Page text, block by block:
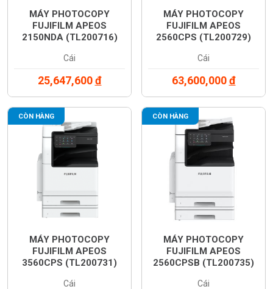
MÁY PHOTOCOPY
FUJIFILM APEOS
2150NDA (TL200716)
Cái
25,647,600đ
MÁY PHOTOCOPY
FUJIFILM APEOS
2560CPS (TL200729)
Cái
63,600,000đ
CÒN HÀNG
MÁY PHOTOCOPY
FUJIFILM APEOS
3560CPS (TL200731)
Cái
CÒN HÀNG
MÁY PHOTOCOPY
FUJIFILM APEOS
2560CPSB (TL200735)
Cái